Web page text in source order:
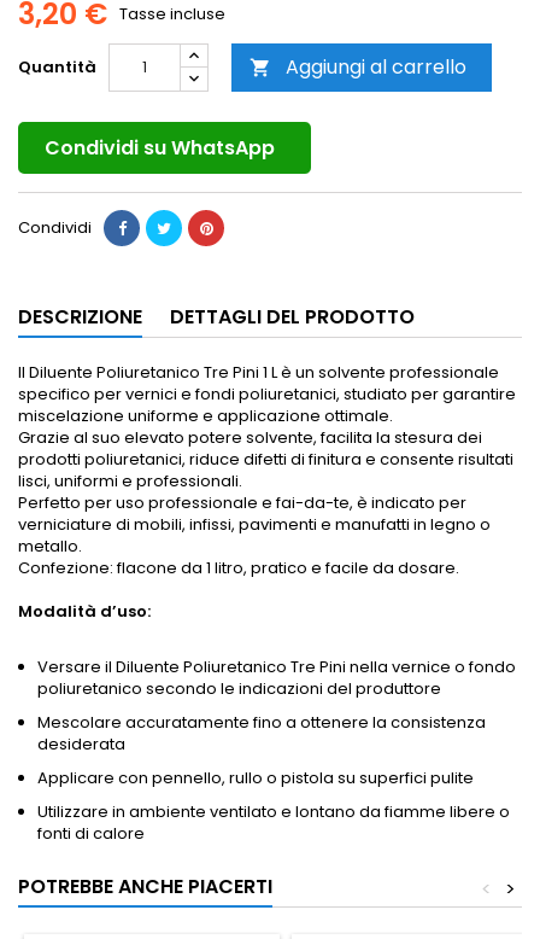
3,20 € Tasse incluse
Quantità  Aggiungi al carrello
Condividi su WhatsApp
Condividi
DESCRIZIONE DETTAGLI DEL PRODOTTO
Il Diluente Poliuretanico Tre Pini 1 L è un solvente professionale
specifico per vernici e fondi poliuretanici, studiato per garantire
miscelazione uniforme e applicazione ottimale.
Grazie al suo elevato potere solvente, facilita la stesura dei
prodotti poliuretanici, riduce difetti di finitura e consente risultati
lisci, uniformi e professionali.
Perfetto per uso professionale e fai-da-te, è indicato per
verniciature di mobili, infissi, pavimenti e manufatti in legno o
metallo.
Confezione: flacone da 1 litro, pratico e facile da dosare.
Modalità d’uso:
Versare il Diluente Poliuretanico Tre Pini nella vernice o fondo
poliuretanico secondo le indicazioni del produttore
Mescolare accuratamente fino a ottenere la consistenza
desiderata
Applicare con pennello, rullo o pistola su superfici pulite
Utilizzare in ambiente ventilato e lontano da fiamme libere o
fonti di calore
POTREBBE ANCHE PIACERTI >
<